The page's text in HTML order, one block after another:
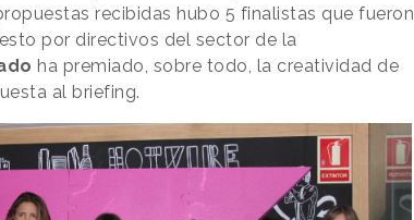
recibidas hubo 5 finalistas que fueron
por directivos del sector de la
ha premiado, sobre todo, la creatividad de
al briefing.